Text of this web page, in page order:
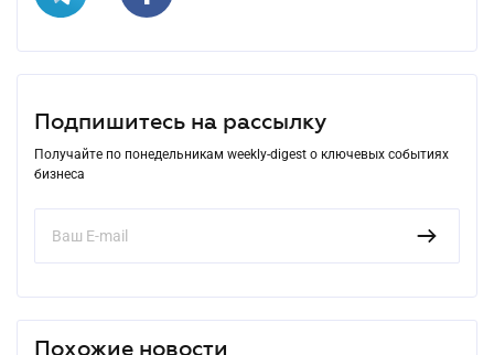
Подпишитесь на рассылку
Получайте по понедельникам weekly-digest о ключевых событиях
бизнеса
Похожие новости